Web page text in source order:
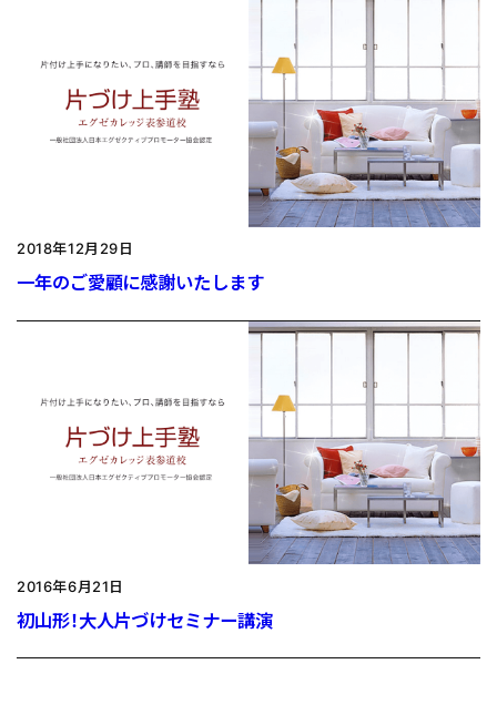
2018年12月29日
一年のご愛顧に感謝いたします
2016年6月21日
初山形！大人片づけセミナー講演